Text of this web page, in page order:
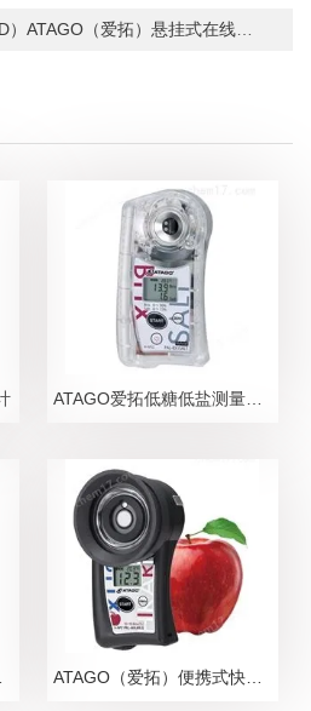
（爱拓）悬挂式在线浓度检测仪
ATAGO爱拓低糖低盐测量糖盐度计
ATAGO（爱拓）便携式快速苹果无损糖度计